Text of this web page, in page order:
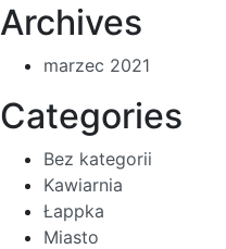
Archives
marzec 2021
Categories
Bez kategorii
Kawiarnia
Łappka
Miasto